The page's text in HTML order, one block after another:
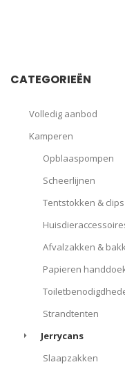
CATEGORIEËN
Volledig aanbod
Kamperen
Opblaaspompen
Scheerlijnen
Tentstokken & clips
Afvalzakken &
Papieren
Strandtenten
Jerrycans
Slaapzakken